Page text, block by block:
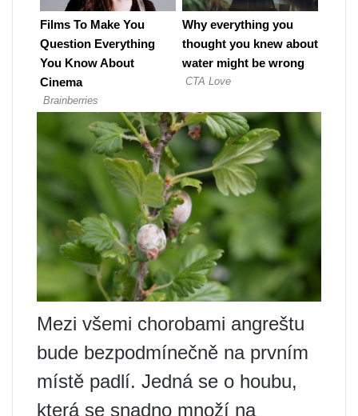
Mezi všemi chorobami angreštu
bude bezpodmínečně na prvním
místě padlí. Jedná se o houbu,
která se snadno množí na